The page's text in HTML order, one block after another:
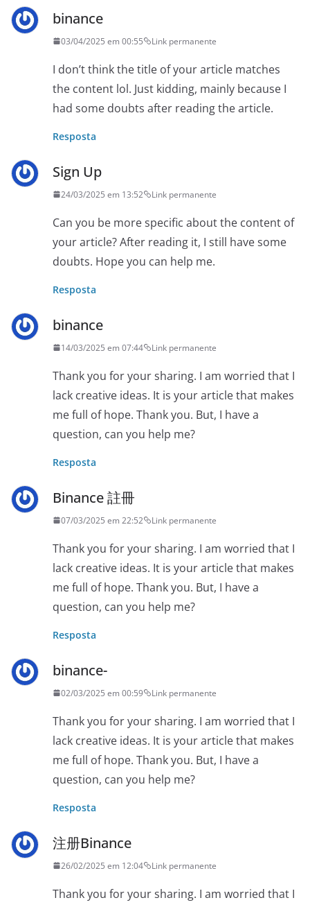
binance
03/04/2025 em 00:55 Link permanente
I don’t think the title of your article matches
the content lol. Just kidding, mainly because I
had some doubts after reading the article.
Resposta
Sign Up
24/03/2025 em 13:52 Link permanente
Can you be more specific about the content of
your article? After reading it, I still have some
doubts. Hope you can help me.
Resposta
binance
14/03/2025 em 07:44 Link permanente
Thank you for your sharing. I am worried that I
lack creative ideas. It is your article that makes
me full of hope. Thank you. But, I have a
question, can you help me?
Resposta
Binance 註冊
07/03/2025 em 22:52 Link permanente
Thank you for your sharing. I am worried that I
lack creative ideas. It is your article that makes
me full of hope. Thank you. But, I have a
question, can you help me?
Resposta
binance-
02/03/2025 em 00:59 Link permanente
Thank you for your sharing. I am worried that I
lack creative ideas. It is your article that makes
me full of hope. Thank you. But, I have a
question, can you help me?
Resposta
注册Binance
26/02/2025 em 12:04 Link permanente
Thank you for your sharing. I am worried that I